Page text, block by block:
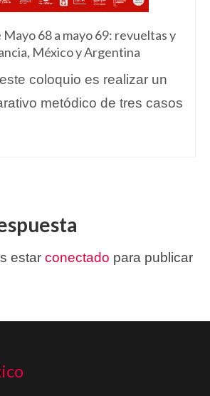
68 a mayo 69: revueltas y
México y Argentina
coloquio es realizar un
metódico de tres casos
estar conectado para publicar